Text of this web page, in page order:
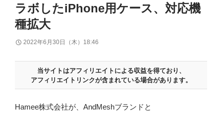
ラボしたiPhone用ケース、対応機
種拡大
2022年6月30日（木）18:46
当サイトはアフィリエイトによる収益を得ており、
アフィリエイトリンクが含まれている場合があります。
Hamee株式会社が、AndMeshブランドと